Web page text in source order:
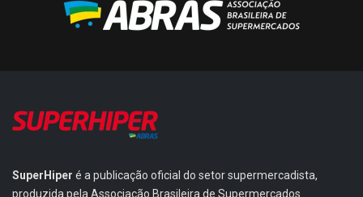
SuperHiper é a publicação oficial do setor supermercadista,
produzida pela Associação Brasileira de Supermercados